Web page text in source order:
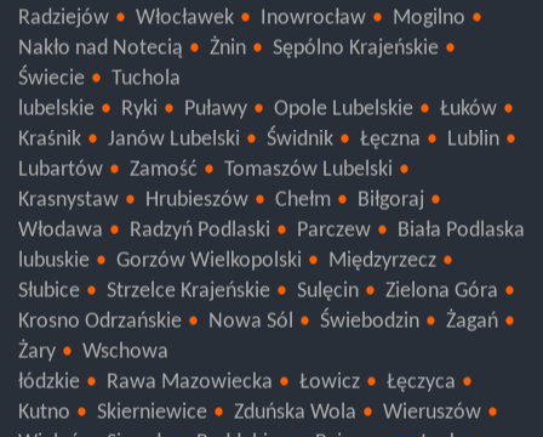
Radziejów
Włocławek Inowrocław
Mogilno
Nakło nad Notecią
Żnin
Sępólno Krajeńskie
Świecie
Tuchola
lubelskie
Ryki Puławy Opole Lubelskie
Łuków
Kraśnik
Janów Lubelski Świdnik Łęczna
Lublin
Lubartów
Zamość
Tomaszów Lubelski
Krasnystaw
Hrubieszów Chełm
Biłgoraj
Włodawa
Radzyń Podlaski Parczew
Biała Podlaska
lubuskie
Gorzów Wielkopolski
Międzyrzecz
Słubice
Strzelce Krajeńskie Sulęcin
Zielona Góra
Krosno Odrzańskie
Nowa Sól Świebodzin
Żagań
Żary
Wschowa
łódzkie
Rawa Mazowiecka Łowicz
Łęczyca
Kutno
Skierniewice Zduńska Wola
Wieruszów